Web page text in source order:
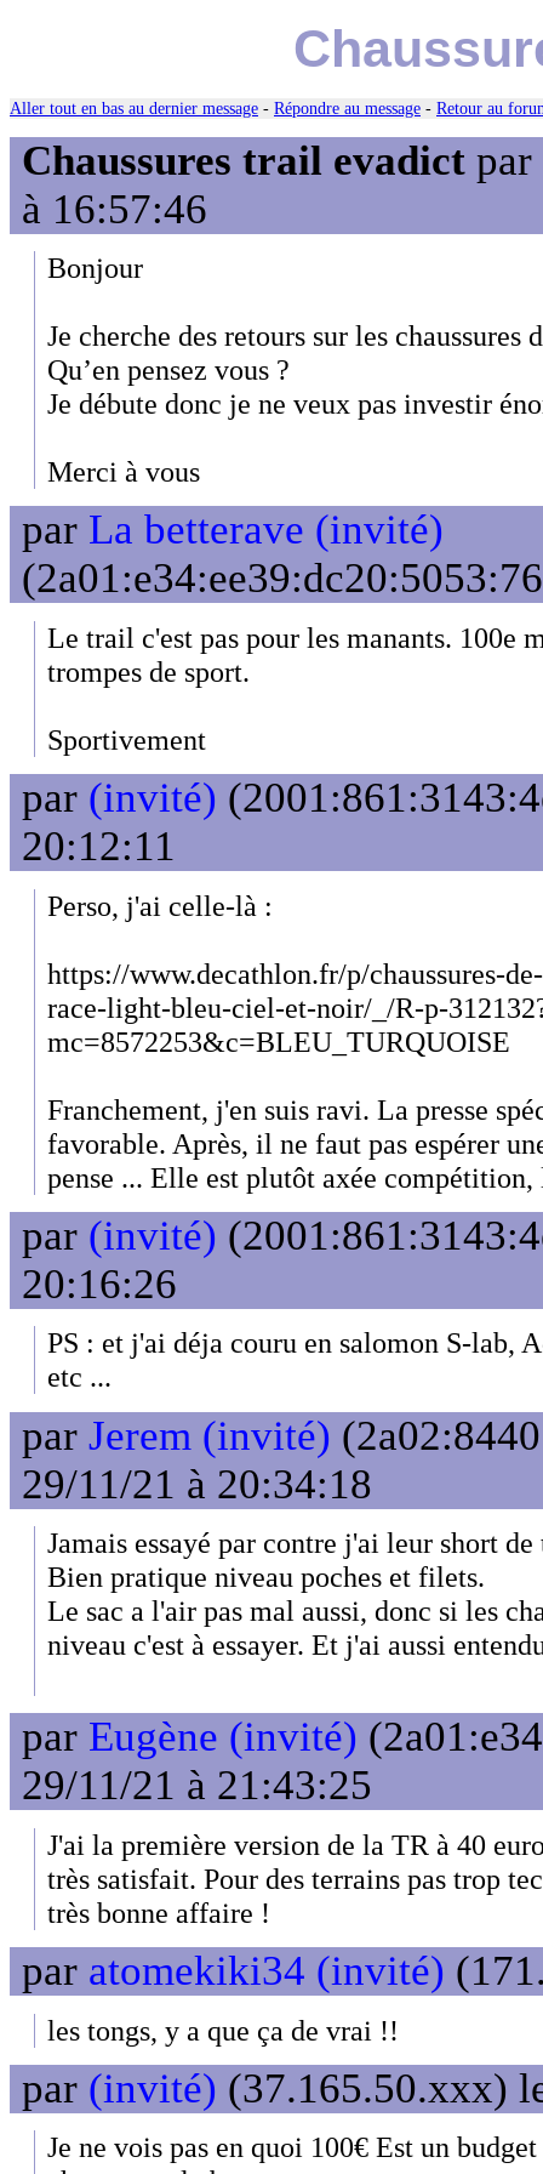
Aller tout en bas au dernier message - Répondre au message - Retour au
Chaussures trail evadict par
à 16:57:46
Bonjour
Je cherche des retours sur les chaussures
Qu’en pensez vous ?
Je débute donc je ne veux pas investir
Merci à vous
par La betterave (invité)
Le trail c'est pas pour les manants. 100e
trompes de sport.
Sportivement
par (invité)
20:12:11
Perso, j'ai celle-là :
https://www.decathlon.fr/p/chaussures-
race-light-bleu-ciel-et-noir/_/R-p-
mc=8572253&c=BLEU_TURQUOISE
Franchement, j'en suis ravi. La presse
favorable. Après, il ne faut pas espérer
pense ... Elle est plutôt axée
par (invité)
20:16:26
PS : et j'ai déja couru en salomon S-lab,
etc ...
par Jerem (invité)
29/11/21 à 20:34:18
Jamais essayé par contre j'ai leur short
Bien pratique niveau poches et filets.
Le sac a l'air pas mal aussi, donc si les
niveau c'est à essayer. Et j'ai aussi
par Eugène (invité)
29/11/21 à 21:43:25
J'ai la première version de la TR à 40
très satisfait. Pour des terrains pas trop
très bonne affaire !
par atomekiki34 (invité)
les tongs, y a que ça de vrai !!
par (invité) (37.165.50.xxx)
Je ne vois pas en quoi 100€ Est un